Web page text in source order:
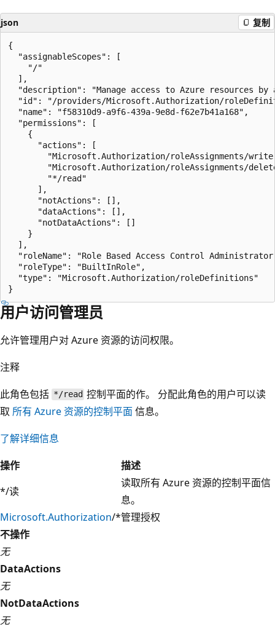
json 复制
{
  "assignableScopes": [
    "/"
  ],
"description": "Manage access to Azure resources
"id": "/providers/Microsoft.Authorization/
  "name": "f58310d9-a9f6-439a-9e8d-f62e7b41a168",
  "permissions": [
    {
      "actions": [
"Microsoft.Authorization/roleAssignments/
"Microsoft.Authorization/roleAssignments/
        "*/read"
      ],
      "notActions": [],
      "dataActions": [],
      "notDataActions": []
    }
  ],
"roleName": "Role Based Access Control
  "roleType": "BuiltInRole",
  "type": "Microsoft.Authorization/roleDefinitions"
用户访问管理员
允许管理用户对 Azure 资源的访问权限。
注释
此角色包括 */read 控制平面的作。 分配此角色的用户可以读
取 所有 Azure 资源的控制平面信息。
了解详细信息
操作
描述
*/读
读取所有 Azure 资源的控制平面信
息。
Microsoft.Authorization/*管理授权
不操作
无
DataActions
无
NotDataActions
无